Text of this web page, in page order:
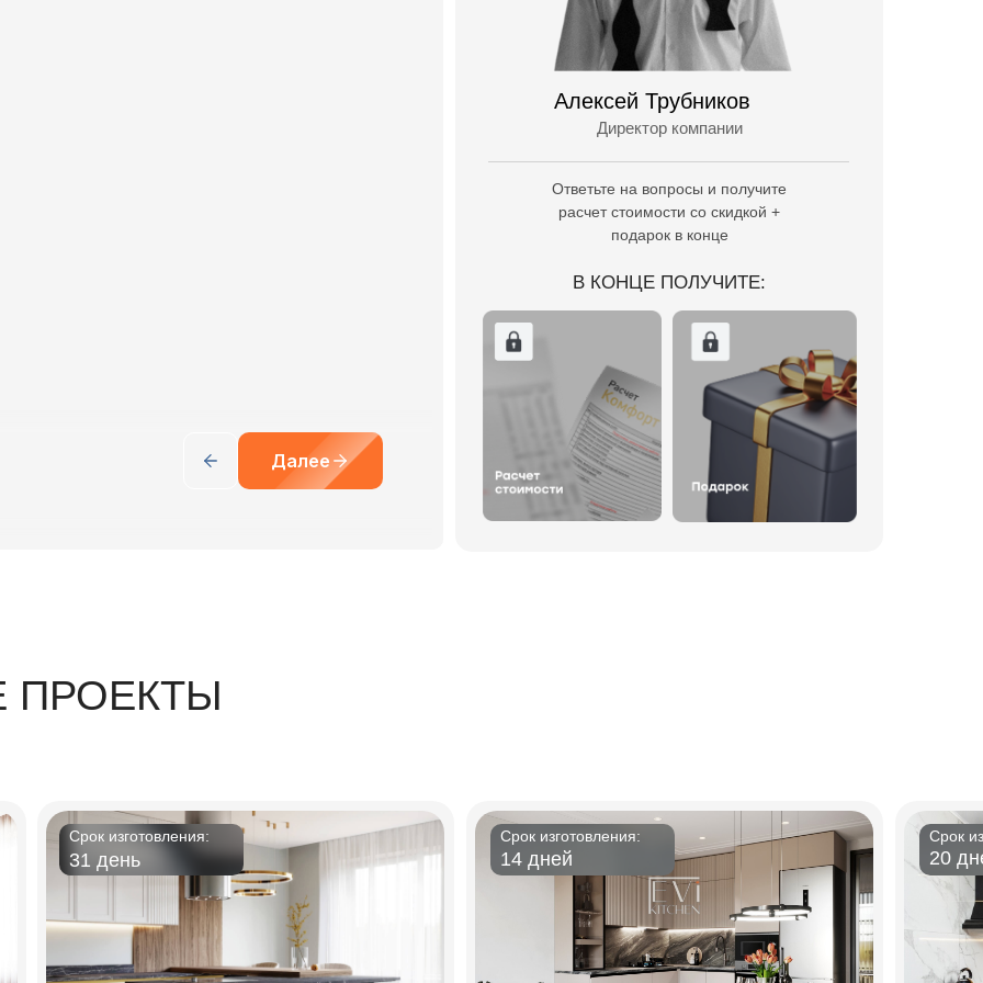
Алексей Трубников
Директор компании
Ответьте на вопросы и получите
расчет стоимости со скидкой +
подарок в конце
В КОНЦЕ ПОЛУЧИТЕ:
Далее
ПРОЕКТЫ
Срок изготовления:
31 день
Срок изготовления:
14 дней
Срок
20